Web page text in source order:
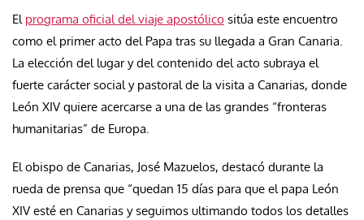
El programa oficial del viaje apostólico sitúa este encuentro
como el primer acto del Papa tras su llegada a Gran Canaria.
La elección del lugar y del contenido del acto subraya el
fuerte carácter social y pastoral de la visita a Canarias, donde
León XIV quiere acercarse a una de las grandes “fronteras
humanitarias” de Europa.
El obispo de Canarias, José Mazuelos, destacó durante la
rueda de prensa que “quedan 15 días para que el papa León
XIV esté en Canarias y seguimos ultimando todos los detalles